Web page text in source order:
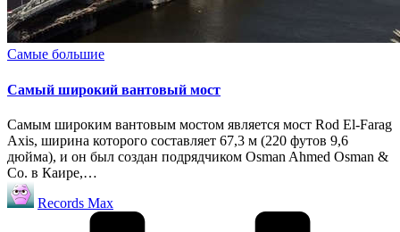
Опубликовано
Самые большие
Самый широкий вантовый мост
Самым широким вантовым мостом является мост Rod El-Farag
Axis, ширина которого составляет 67,3 м (220 футов 9,6
дюйма), и он был создан подрядчиком Osman Ahmed Osman &
Co. в Каире,…
Запись
от
Records Max